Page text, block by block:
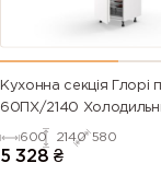
Кухонна секція Глорі
60ПХ/2140
600 2140 580
5 328 ₴